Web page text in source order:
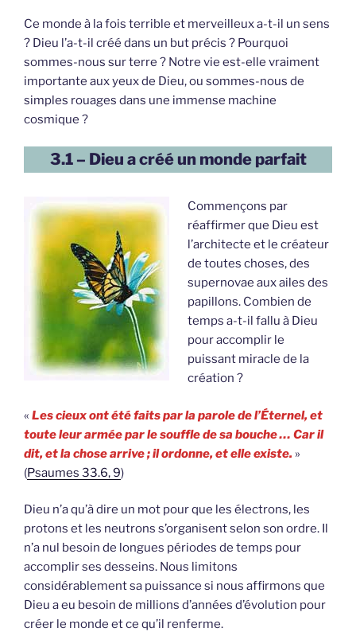
Ce monde à la fois terrible et merveilleux a-t-il un sens
? Dieu l’a-t-il créé dans un but précis ? Pourquoi
sommes-nous sur terre ? Notre vie est-elle vraiment
importante aux yeux de Dieu, ou sommes-nous de
simples rouages dans une immense machine
cosmique ?
3.1 – Dieu a créé un monde parfait
Commençons par
réaffirmer que Dieu est
l’architecte et le créateur
de toutes choses, des
supernovae aux ailes des
papillons. Combien de
temps a-t-il fallu à Dieu
pour accomplir le
puissant miracle de la
création ?
« Les cieux ont été faits par la parole de l’Éternel, et
toute leur armée par le souffle de sa bouche … Car il
dit, et la chose arrive ; il ordonne, et elle existe. »
(Psaumes 33.6, 9)
Dieu n’a qu’à dire un mot pour que les électrons, les
protons et les neutrons s’organisent selon son ordre. Il
n’a nul besoin de longues périodes de temps pour
accomplir ses desseins. Nous limitons
considérablement sa puissance si nous affirmons que
Dieu a eu besoin de millions d’années d’évolution pour
créer le monde et ce qu’il renferme.